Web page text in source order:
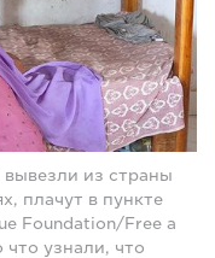
из страны
плачут в пункте
Foundation/Free a
узнали, что